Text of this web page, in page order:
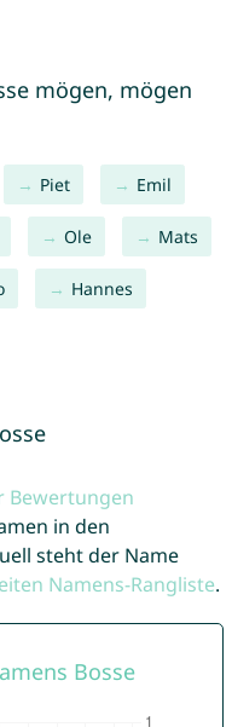
mögen, mögen
Piet Emil
Ole Mats
Hannes
Bewertungen
in den
steht der Name
Namens-Rangliste.